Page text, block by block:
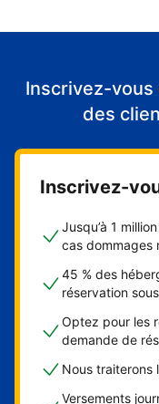
Inscrivez-vous
des
Inscrivez-
Jusqu’à 1
cas dommages
45 % des
réservation
Optez pour les
demande de
Nous traiterons
Versements